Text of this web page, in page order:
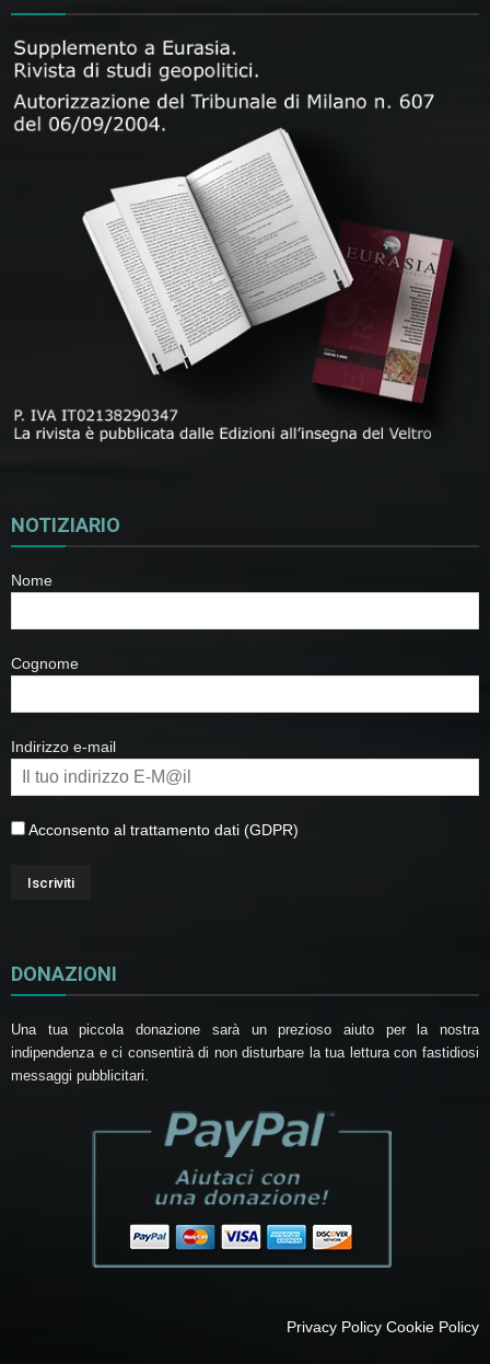
NOTIZIARIO
Nome
Cognome
Indirizzo e-mail
Acconsento al trattamento dati (GDPR)
DONAZIONI
Una tua piccola donazione sarà un prezioso aiuto per la nostra
indipendenza e ci consentirà di non disturbare la tua lettura con fastidiosi
messaggi pubblicitari.
Privacy Policy Cookie Policy